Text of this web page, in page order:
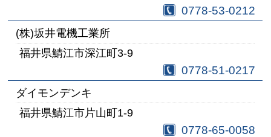
0778-53-0212
(株)坂井電機工業所
福井県鯖江市深江町3-9
0778-51-0217
ダイモンデンキ
福井県鯖江市片山町1-9
0778-65-0058